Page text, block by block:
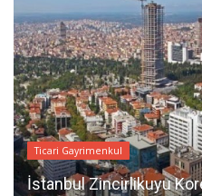
Ticari Gayrimenkul
İstanbul Zincirlikuyu